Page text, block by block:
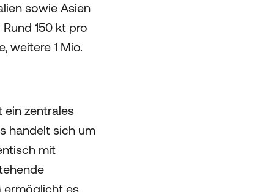
sowie Asien
150 kt pro
weitere 1 Mio.
ein zentrales
handelt sich um
mit
ermöglicht es